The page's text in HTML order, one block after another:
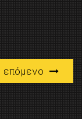
επόμενο